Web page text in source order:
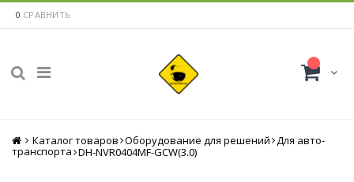
0 СРАВНИТЬ
Главная
Каталог товаров Оборудование для решений Для авто-
транспорта DH-NVR0404MF-GCW(3.0)